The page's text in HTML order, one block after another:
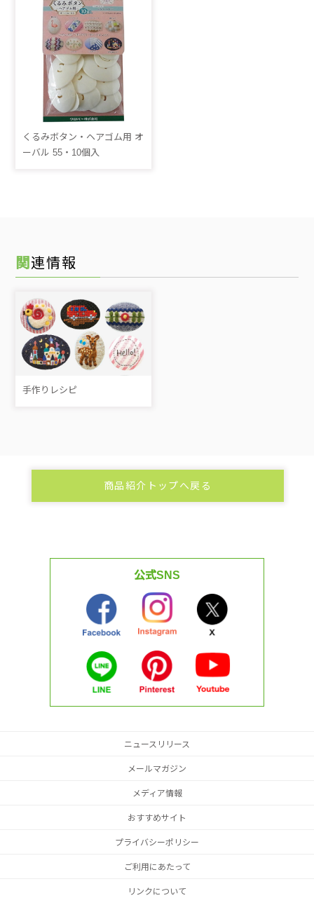
くるみボタン・ヘアゴム用 オ
ーバル 55・10個入
関連情報
手作りレシピ
商品紹介トップへ戻る
公式SNS
ニュースリリース
メールマガジン
メディア情報
おすすめサイト
プライバシーポリシー
ご利用にあたって
リンクについて